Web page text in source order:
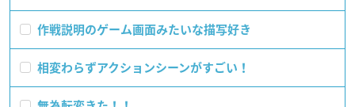
作戦説明のゲーム画面みたいな描写好き
相変わらずアクションシーンがすごい！